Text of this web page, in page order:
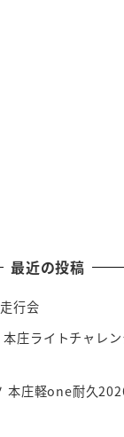
最近の投稿
行会
庄ライトチャレ
庄軽one耐久